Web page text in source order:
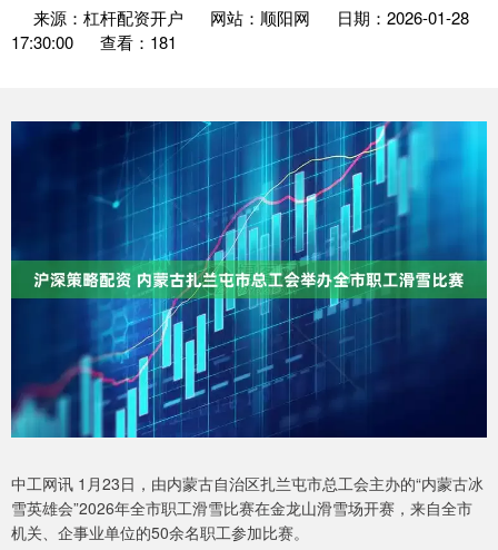
来源：杠杆配资开户 网站：顺阳网
日期：2026-01-28
17:30:00
查看：181
中工网讯 1月23日，由内蒙古自治区扎兰屯市总工会主办的“内蒙古冰
雪英雄会”2026年全市职工滑雪比赛在金龙山滑雪场开赛，来自全市
机关、企事业单位的50余名职工参加比赛。